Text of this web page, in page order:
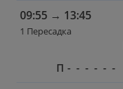
09:55 → 13:45
1 Пересадка
П - - - - - -